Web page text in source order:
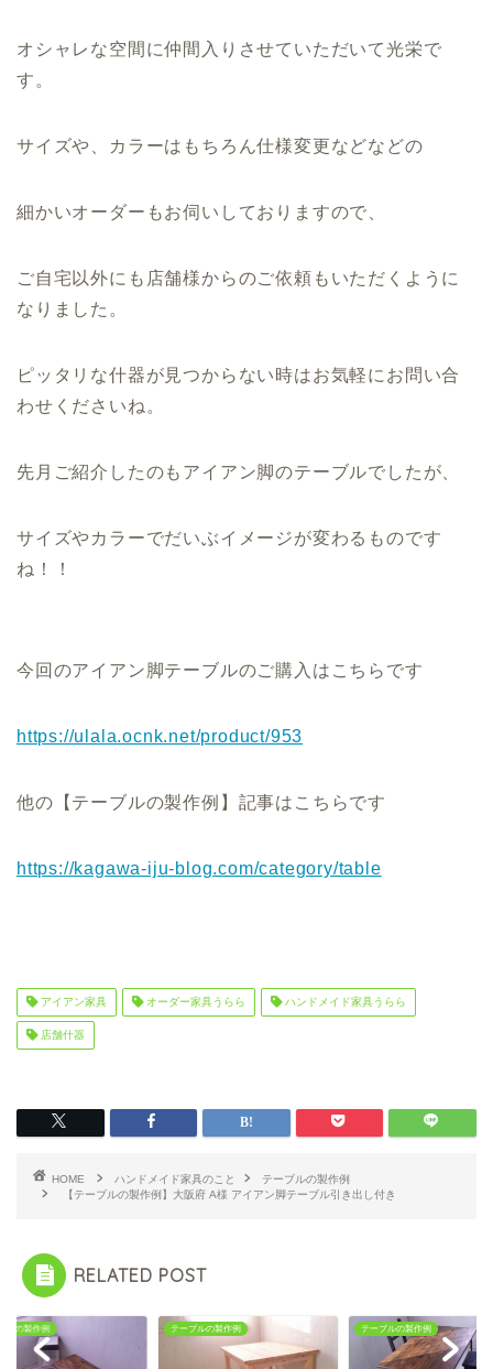
オシャレな空間に仲間入りさせていただいて光栄で
す。
サイズや、カラーはもちろん仕様変更などなどの
細かいオーダーもお伺いしておりますので、
ご自宅以外にも店舗様からのご依頼もいただくように
なりました。
ピッタリな什器が見つからない時はお気軽にお問い合
わせくださいね。
先月ご紹介したのもアイアン脚のテーブルでしたが、
サイズやカラーでだいぶイメージが変わるものです
ね！！
今回のアイアン脚テーブルのご購入はこちらです
https://ulala.ocnk.net/product/953
他の【テーブルの製作例】記事はこちらです
https://kagawa-iju-blog.com/category/table
アイアン家具 オーダー家具うらら ハンドメイド家具うらら
店舗什器
HOME ハンドメイド家具のこと
テーブルの製作例
【テーブルの製作例】大阪府 A様 アイアン脚テーブル引き出し付き
RELATED POST
ルの製作例 テーブルの製作例 テーブルの製作例